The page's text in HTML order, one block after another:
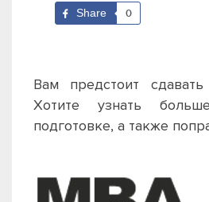
Share 0
Вам предстоит
Хотите узнать
подготовке, а также